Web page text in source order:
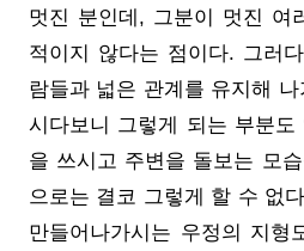
멋진 분인데, 그분이 멋진 여
적이지 않다는 점이다. 그러
람들과 넓은 관계를 유지해
시다보니 그렇게 되는 부분
을 쓰시고 주변을 돌보는 모
으로는 결코 그렇게 할 수 없
만들어나가시는 우정의 지형